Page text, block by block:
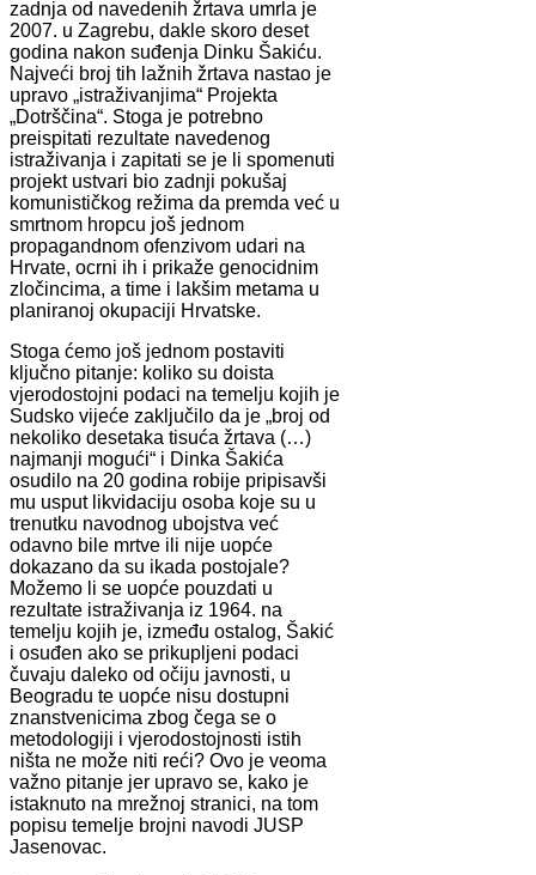
zadnja od navedenih žrtava umrla je
2007. u Zagrebu, dakle skoro deset
godina nakon suđenja Dinku Šakiću.
Najveći broj tih lažnih žrtava nastao je
upravo „istraživanjima“ Projekta
„Dotrščina“. Stoga je potrebno
preispitati rezultate navedenog
istraživanja i zapitati se je li spomenuti
projekt ustvari bio zadnji pokušaj
komunističkog režima da premda već u
smrtnom hropcu još jednom
propagandnom ofenzivom udari na
Hrvate, ocrni ih i prikaže genocidnim
zločincima, a time i lakšim metama u
planiranoj okupaciji Hrvatske.
Stoga ćemo još jednom postaviti
ključno pitanje: koliko su doista
vjerodostojni podaci na temelju kojih je
Sudsko vijeće zaključilo da je „broj od
nekoliko desetaka tisuća žrtava (…)
najmanji mogući“ i Dinka Šakića
osudilo na 20 godina robije pripisavši
mu usput likvidaciju osoba koje su u
trenutku navodnog ubojstva već
odavno bile mrtve ili nije uopće
dokazano da su ikada postojale?
Možemo li se uopće pouzdati u
rezultate istraživanja iz 1964. na
temelju kojih je, između ostalog, Šakić
i osuđen ako se prikupljeni podaci
čuvaju daleko od očiju javnosti, u
Beogradu te uopće nisu dostupni
znanstvenicima zbog čega se o
metodologiji i vjerodostojnosti istih
ništa ne može niti reći? Ovo je veoma
važno pitanje jer upravo se, kako je
istaknuto na mrežnoj stranici, na tom
popisu temelje brojni navodi JUSP
Jasenovac.